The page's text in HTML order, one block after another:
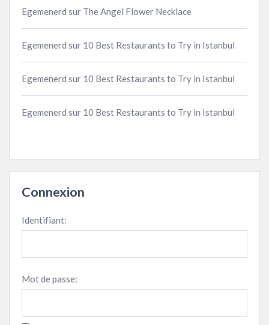
Egemenerd sur The Angel Flower Necklace
Egemenerd sur 10 Best Restaurants to Try in Istanbul
Egemenerd sur 10 Best Restaurants to Try in Istanbul
Egemenerd sur 10 Best Restaurants to Try in Istanbul
Connexion
Identifiant:
Mot de passe: